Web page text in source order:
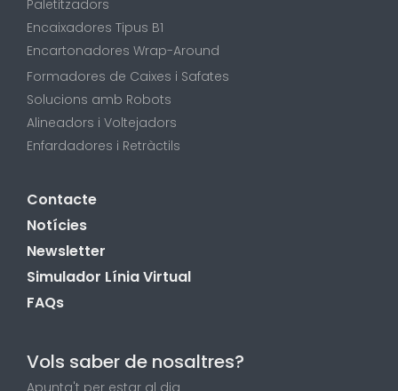
Paletitzadors
Encaixadores Tipus B1
Encartonadores Wrap-Around
Formadores de Caixes i Safates
Solucions amb Robots
Alineadors i Voltejadors
Enfardadores i Retràctils
Contacte
Notícies
Newsletter
Simulador Línia Virtual
FAQs
Vols saber de nosaltres?